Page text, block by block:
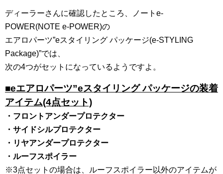
ディーラーさんに確認したところ、ノートe-
POWER(NOTE e-POWER)の
エアロパーツ”eスタイリング パッケージ(e-STYLING
Package)”では、
次の4つがセットになっているようですよ。
■eエアロパーツ”eスタイリング パッケージの装着
アイテム(4点セット)
・フロントアンダープロテクター
・サイドシルプロテクター
・リヤアンダープロテクター
・ルーフスポイラー
※3点セットの場合は、ルーフスポイラー以外のアイテムが